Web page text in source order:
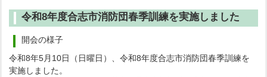
令和8年度合志市消防団春季訓練を実施しました
開会の様子
令和8年5月10日（日曜日）、令和8年度合志市消防団春季訓練を
実施しました。